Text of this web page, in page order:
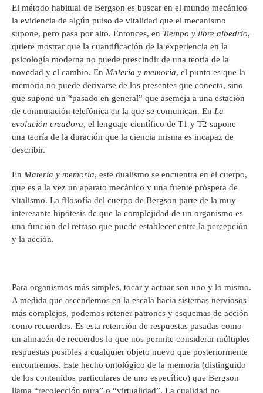
El método habitual de Bergson es buscar en el mundo mecánico
la evidencia de algún pulso de vitalidad que el mecanismo
supone, pero pasa por alto. Entonces, en Tiempo y libre albedrío,
quiere mostrar que la cuantificación de la experiencia en la
psicología moderna no puede prescindir de una teoría de la
novedad y el cambio. En Materia y memoria, el punto es que la
memoria no puede derivarse de los presentes que conecta, sino
que supone un “pasado en general” que asemeja a una estación
de conmutación telefónica en la que se comunican. En La
evolución creadora, el lenguaje científico de T1 y T2 supone
una teoría de la duración que la ciencia misma es incapaz de
describir.
En Materia y memoria, este dualismo se encuentra en el cuerpo,
que es a la vez un aparato mecánico y una fuente próspera de
vitalismo. La filosofía del cuerpo de Bergson parte de la muy
interesante hipótesis de que la complejidad de un organismo es
una función del retraso que puede establecer entre la percepción
y la acción.
Para organismos más simples, tocar y actuar son uno y lo mismo.
A medida que ascendemos en la escala hacia sistemas nerviosos
más complejos, podemos retener patrones y esquemas de acción
como recuerdos. Es esta retención de respuestas pasadas como
un almacén de recuerdos lo que nos permite considerar múltiples
respuestas posibles a cualquier objeto nuevo que posteriormente
encontremos. Este hecho ontológico de la memoria (distinguido
de los contenidos particulares de uno específico) que Bergson
llama “recolección pura” o “virtualidad”. La cualidad no